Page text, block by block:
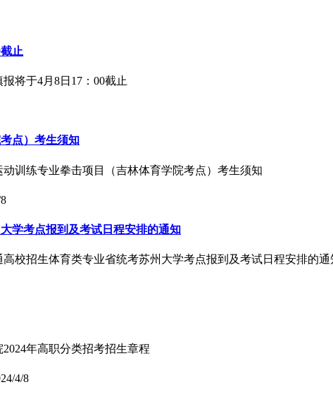
止
将于4月8日17：00截止
点）考生须知
训练专业拳击项目（吉林体育学院考点）考生须知
学考点报到及考试日程安排的通知
校招生体育类专业省统考苏州大学考点报到及考试日程安排的通
年高职分类招考招生章程
4/8